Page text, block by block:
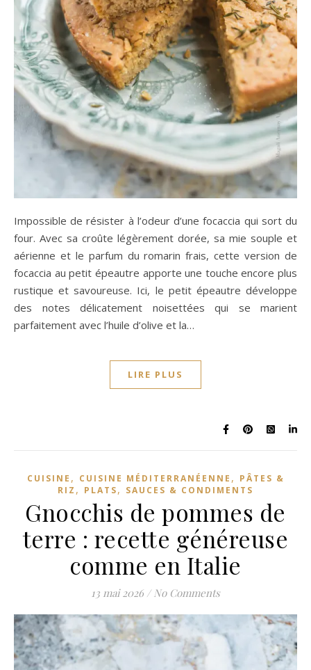
Impossible de résister à l’odeur d’une focaccia qui sort du
four. Avec sa croûte légèrement dorée, sa mie souple et
aérienne et le parfum du romarin frais, cette version de
focaccia au petit épeautre apporte une touche encore plus
rustique et savoureuse. Ici, le petit épeautre développe
des notes délicatement noisettées qui se marient
parfaitement avec l’huile d’olive et la…
LIRE PLUS
CUISINE , CUISINE MÉDITERRANÉENNE , PÂTES &
RIZ , PLATS, SAUCES & CONDIMENTS
Gnocchis de pommes de
terre : recette généreuse
comme en Italie
13 mai 2026 / No Comments